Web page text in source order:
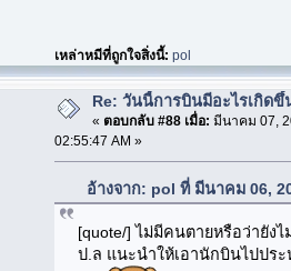
เหล่าหมีที่ถูกใจสิ่งนี้:pol
Re: วันนี้การบินมีอะไรเกิดขึ้
« ตอบกลับ #88 เมื่อ: มีนาคม 07,
02:55:47 AM »
อ้างจาก: pol ที่ มีนาคม 06,
[quote/] ไม่มีคนตายหรือว่ายัง
ป.ล แนะนำให้เอานักบินไปปร